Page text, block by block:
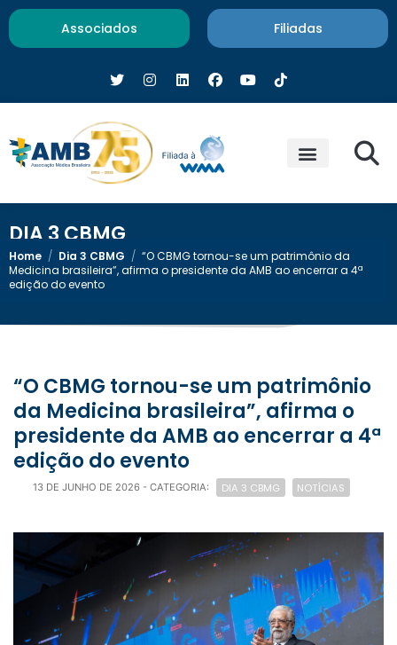
Associados Filiadas
DIA 3 CBMG
Home / Dia 3 CBMG / “O CBMG tornou-se um patrimônio da
Medicina brasileira”, afirma o presidente da AMB ao encerrar a 4ª
edição do evento
“O CBMG tornou-se um patrimônio
da Medicina brasileira”, afirma o
presidente da AMB ao encerrar a 4ª
edição do evento
13 DE JUNHO DE 2026 - CATEGORIA: DIA 3 CBMG NOTÍCIAS